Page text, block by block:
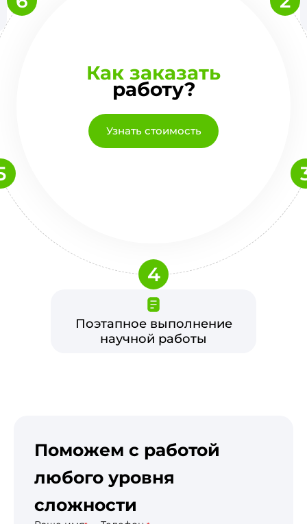
Как заказать
работу?
Узнать стоимость
Поэтапное выполнение
научной работы
4
Поможем с работой
любого уровня
сложности